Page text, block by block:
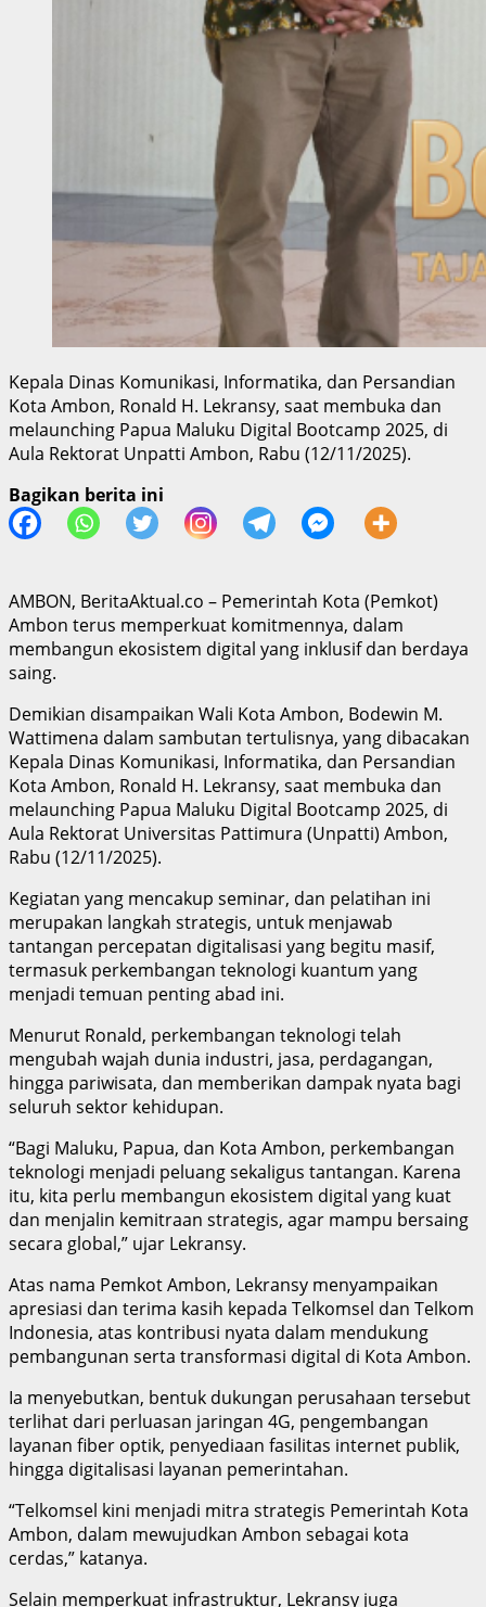
Kepala Dinas Komunikasi, Informatika, dan Persandian
Kota Ambon, Ronald H. Lekransy, saat membuka dan
melaunching Papua Maluku Digital Bootcamp 2025, di
Aula Rektorat Unpatti Ambon, Rabu (12/11/2025).
Bagikan berita ini
AMBON, BeritaAktual.co – Pemerintah Kota (Pemkot)
Ambon terus memperkuat komitmennya, dalam
membangun ekosistem digital yang inklusif dan berdaya
saing.
Demikian disampaikan Wali Kota Ambon, Bodewin M.
Wattimena dalam sambutan tertulisnya, yang dibacakan
Kepala Dinas Komunikasi, Informatika, dan Persandian
Kota Ambon, Ronald H. Lekransy, saat membuka dan
melaunching Papua Maluku Digital Bootcamp 2025, di
Aula Rektorat Universitas Pattimura (Unpatti) Ambon,
Rabu (12/11/2025).
Kegiatan yang mencakup seminar, dan pelatihan ini
merupakan langkah strategis, untuk menjawab
tantangan percepatan digitalisasi yang begitu masif,
termasuk perkembangan teknologi kuantum yang
menjadi temuan penting abad ini.
Menurut Ronald, perkembangan teknologi telah
mengubah wajah dunia industri, jasa, perdagangan,
hingga pariwisata, dan memberikan dampak nyata bagi
seluruh sektor kehidupan.
“Bagi Maluku, Papua, dan Kota Ambon, perkembangan
teknologi menjadi peluang sekaligus tantangan. Karena
itu, kita perlu membangun ekosistem digital yang kuat
dan menjalin kemitraan strategis, agar mampu bersaing
secara global,” ujar Lekransy.
Atas nama Pemkot Ambon, Lekransy menyampaikan
apresiasi dan terima kasih kepada Telkomsel dan Telkom
Indonesia, atas kontribusi nyata dalam mendukung
pembangunan serta transformasi digital di Kota Ambon.
Ia menyebutkan, bentuk dukungan perusahaan tersebut
terlihat dari perluasan jaringan 4G, pengembangan
layanan fiber optik, penyediaan fasilitas internet publik,
hingga digitalisasi layanan pemerintahan.
“Telkomsel kini menjadi mitra strategis Pemerintah Kota
Ambon, dalam mewujudkan Ambon sebagai kota
cerdas,” katanya.
Selain memperkuat infrastruktur, Lekransy juga